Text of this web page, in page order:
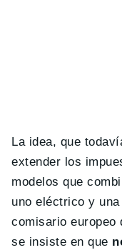
La idea, que
extender los
modelos que
uno eléctrico y
comisario europeo
se insiste en que